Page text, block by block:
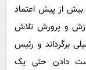
از پیش اعتماد
و پرورش تلاش
برگرداند و رئیس
دادن حتی یک